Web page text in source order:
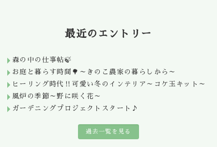
最近のエントリー
森の中の仕事帖🍃
お庭と暮らす時間🌳～きのこ農家の暮らしから～
ヒーリング時代‼可愛い冬のインテリア～コケ玉キット～
風炉の季節～野に咲く花～
ガーデニングプロジェクトスタート♪
過去一覧を見る